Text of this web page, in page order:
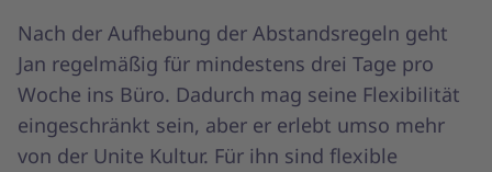
Nach der Aufhebung der Abstandsregeln geht
Jan regelmäßig für mindestens drei Tage pro
Woche ins Büro. Dadurch mag seine Flexibilität
eingeschränkt sein, aber er erlebt umso mehr
von der Unite Kultur. Für ihn sind flexible